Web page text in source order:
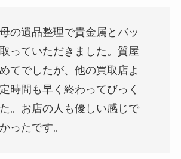
の遺品整理で貴金属とバッ
っていただきました。質屋
てでしたが、他の買取店よ
時間も早く終わってびっく
。お店の人も優しい感じで
ったです。